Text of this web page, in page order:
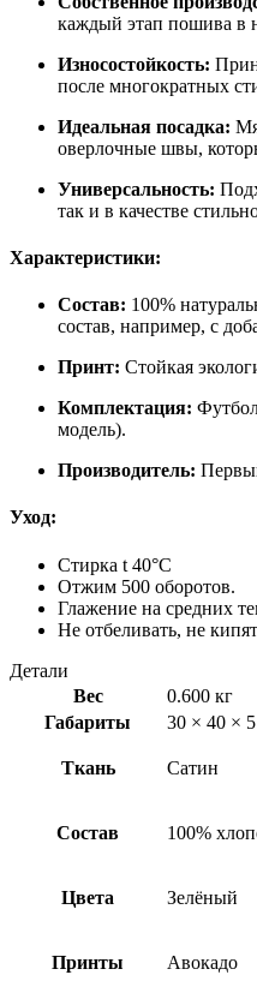
каждый этап пошива в
Износостойкость:
после многократных
Идеальная посадка:
оверлочные швы,
Универсальность:
так и в качестве
Характеристики:
Состав: 100%
состав, например, с
Принт: Стойкая
Комплектация:
модель).
Производитель:
Уход:
Стирка t 40°С
Отжим 500 оборотов.
Глажение на средних
Не отбеливать, не
Детали
Вес
0.600 кг
Габариты
30 × 40 ×
Ткань Сатин
Состав 100%
Цвета Зелёный
Принты Авокадо